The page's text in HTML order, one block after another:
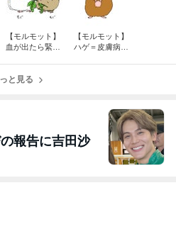
【モルモット】
血が出たら緊
【モルモット】
ハゲ＝皮膚病と
と見る
報告に吉田沙